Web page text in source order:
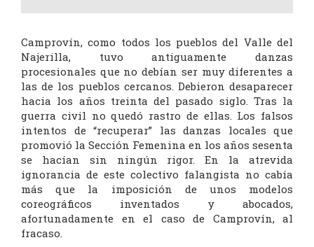
Camprovín, como todos los pueblos del Valle del
Najerilla, tuvo antiguamente danzas
procesionales que no debían ser muy diferentes a
las de los pueblos cercanos. Debieron desaparecer
hacia los años treinta del pasado siglo. Tras la
guerra civil no quedó rastro de ellas. Los falsos
intentos de “recuperar” las danzas locales que
promovió la Sección Femenina en los años sesenta
se hacían sin ningún rigor. En la atrevida
ignorancia de este colectivo falangista no cabía
más que la imposición de unos modelos
coreográficos inventados y abocados,
afortunadamente en el caso de Camprovín, al
fracaso.